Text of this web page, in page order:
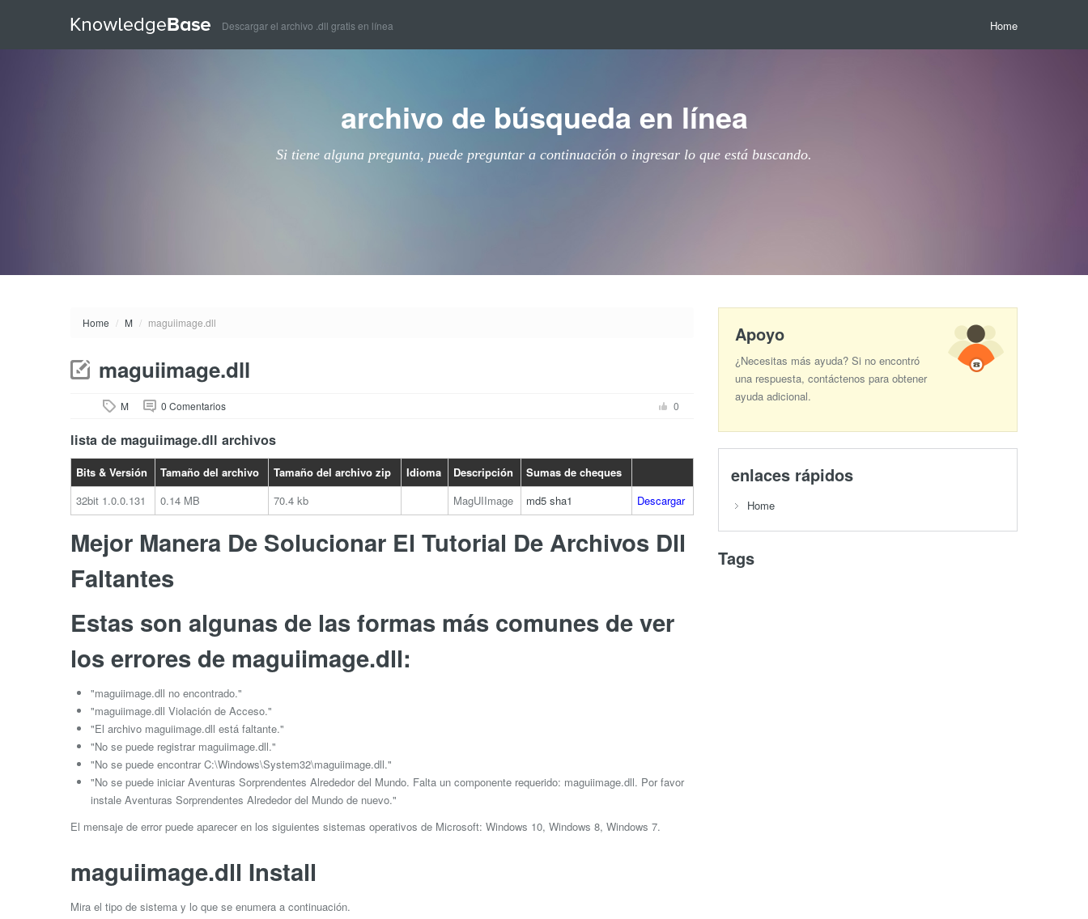
Descargar el archivo .dll gratis en línea Home
archivo de búsqueda en línea
Si tiene alguna pregunta, puede preguntar a continuación o ingresar lo que está buscando.
Home / M / maguiimage.dll
maguiimage.dll
M 0 Comentarios 0
lista de maguiimage.dll archivos
Bits & Versión Tamaño del archivo Tamaño del archivo zip Idioma Descripción
Sumas de cheques
32bit 1.0.0.131 0.14 MB 70.4 kb MagUIImage md5 sha1 Descargar
Mejor Manera De Solucionar El Tutorial De Archivos Dll
Faltantes
Estas son algunas de las formas más comunes de ver
los errores de maguiimage.dll:
"maguiimage.dll no encontrado."
"maguiimage.dll Violación de Acceso."
"El archivo maguiimage.dll está faltante."
"No se puede registrar maguiimage.dll."
"No se puede encontrar C:\Windows\System32\maguiimage.dll."
"No se puede iniciar Aventuras Sorprendentes Alrededor del Mundo. Falta un componente requerido: maguiimage.dll. Por favor
instale Aventuras Sorprendentes Alrededor del Mundo de nuevo."
El mensaje de error puede aparecer en los siguientes sistemas operativos de Microsoft: Windows 10, Windows 8, Windows 7.
maguiimage.dll Install
Mira el tipo de sistema y lo que se enumera a continuación.
Apoyo
¿Necesitas más ayuda? Si no encontró
una respuesta, contáctenos para obtener
ayuda adicional.
enlaces rápidos
Home
Tags